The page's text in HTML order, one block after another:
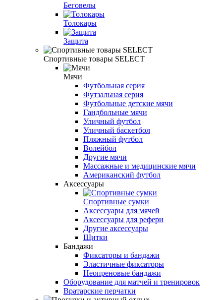
Беговелы
Толокары
Защита
Спортивные товары SELECT
Мячи
Футбольная серия
Футзальная серия
Футбольные детские мячи
Гандбольные мячи
Уличный футбол
Уличный баскетбол
Пляжный футбол
Волейбол
Другие мячи
Массажные и медицинские мячи
Американский футбол
Аксессуары
Спортивные сумки
Аксессуары для мячей
Аксессуары для рефери
Другие аксессуары
Щитки
Бандажи
Фиксаторы и бандажи
Эластичные фиксаторы
Неопреновые бандажи
Оборудование для матчей и тренировок
Вратарские перчатки